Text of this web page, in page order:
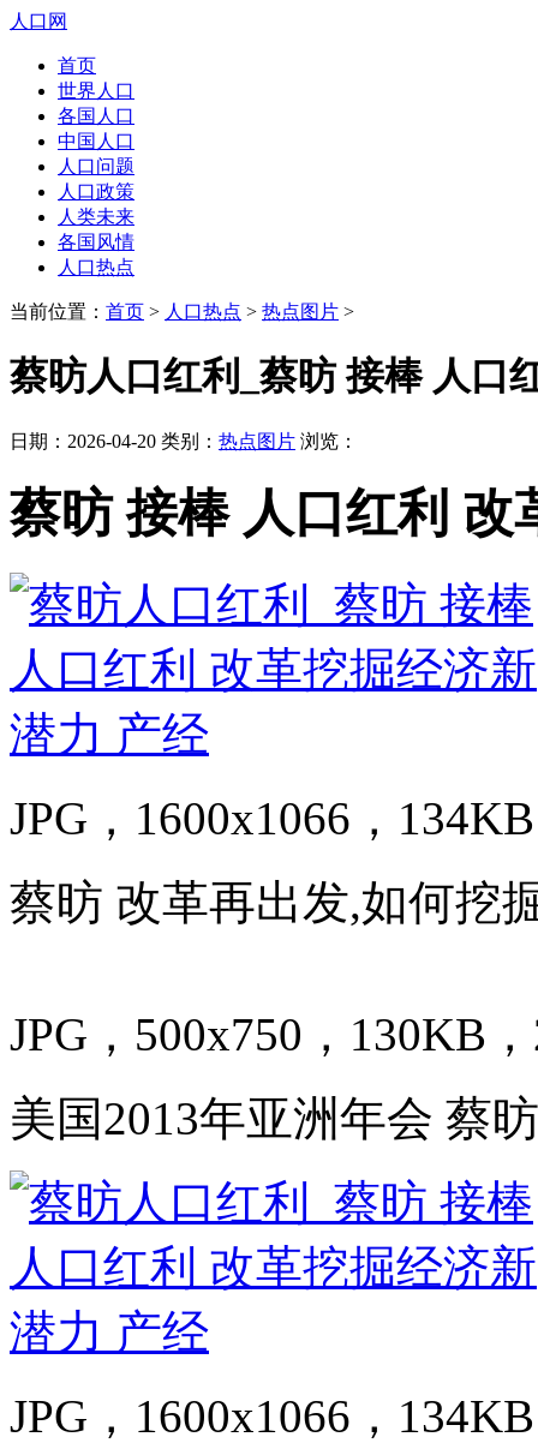
人口网
首页
世界人口
各国人口
中国人口
人口问题
人口政策
人类未来
各国风情
人口热点
当前位置： 首页 > 人口热点 > 热点图片 >
蔡昉人口红利_蔡昉 接棒 人口
日期：2026-04-20 类别： 热点图片 浏览：
蔡昉 接棒 人口红利 改
JPG，1600x1066，
蔡昉 改革再出发,如何挖
JPG，500x750，130KB
美国2013年亚洲年会 蔡
JPG，1600x1066，